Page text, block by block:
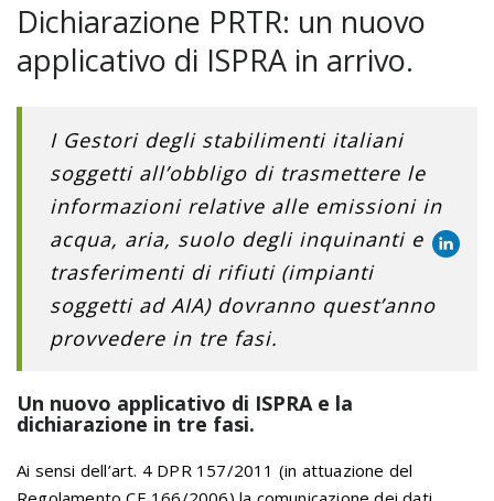
Dichiarazione PRTR: un nuovo
applicativo di ISPRA in arrivo.
I Gestori degli stabilimenti italiani
soggetti all’obbligo di trasmettere le
informazioni relative alle emissioni in
acqua, aria, suolo degli inquinanti e
trasferimenti di rifiuti (impianti
soggetti ad AIA) dovranno quest’anno
provvedere in tre fasi.
Un nuovo applicativo di ISPRA e la
dichiarazione in tre fasi.
Ai sensi dell’art. 4 DPR 157/2011 (in attuazione del